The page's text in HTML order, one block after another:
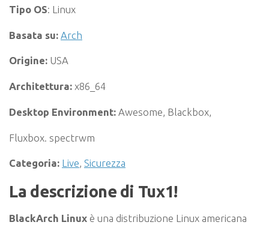
Tipo OS: Linux
Basata su: Arch
Origine: USA
Architettura: x86_64
Desktop Environment: Awesome, Blackbox,
Fluxbox. spectrwm
Categoria: Live, Sicurezza
La descrizione di Tux1!
BlackArch Linux è una distribuzione Linux americana